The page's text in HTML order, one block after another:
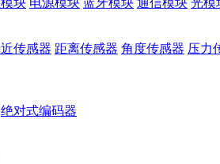
块 电源模块 蓝牙模块 通信模块 光模
传感器 距离传感器 角度传感器 压力
绝对式编码器